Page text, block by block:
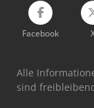
Facebook
Alle
sind